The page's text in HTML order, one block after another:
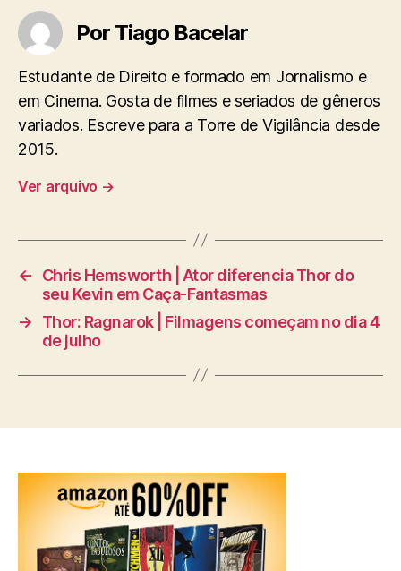
Por Tiago Bacelar
Estudante de Direito e formado em Jornalismo e
em Cinema. Gosta de filmes e seriados de gêneros
variados. Escreve para a Torre de Vigilância desde
2015.
Ver arquivo →
←
Chris Hemsworth | Ator diferencia Thor do
seu Kevin em Caça-Fantasmas
→
Thor: Ragnarok | Filmagens começam no dia 4
de julho